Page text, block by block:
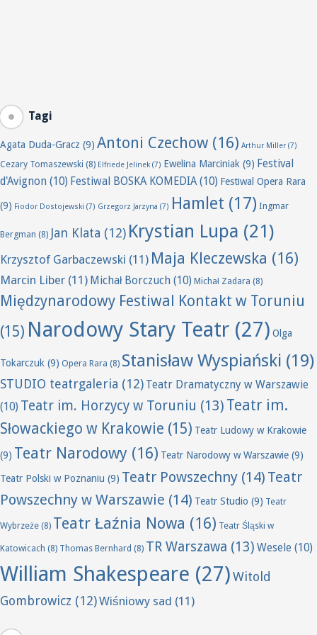
Tagi
Agata Duda-Gracz (9) Antoni Czechow (16) Arthur Miller (7)
Cezary Tomaszewski (8) Elfriede Jelinek(7) Ewelina Marciniak (9) Festival
d'Avignon (10) Festiwal BOSKA KOMEDIA(10) Festiwal Opera Rara
(9) Fiodor Dostojewski (7) Grzegorz Jarzyna (7) Hamlet (17) Ingmar
Bergman (8) Jan Klata (12) Krystian Lupa (21)
Krzysztof Garbaczewski (11) Maja Kleczewska (16)
Marcin Liber (11) Michał Borczuch (10) Michał Zadara (8)
Międzynarodowy Festiwal Kontakt w Toruniu
(15) Narodowy Stary Teatr (27) Olga
Tokarczuk (9) Opera Rara (8) Stanisław Wyspiański (19)
STUDIO teatrgaleria (12) Teatr Dramatyczny w Warszawie
(10) Teatr im. Horzycy w Toruniu (13) Teatr im.
Słowackiego w Krakowie (15) Teatr Ludowy w Krakowie
(9) Teatr Narodowy (16) Teatr Narodowy w Warszawie (9)
Teatr Polski w Poznaniu (9) Teatr Powszechny (14) Teatr
Powszechny w Warszawie (14) Teatr Studio (9) Teatr
Wybrzeże (8) Teatr Łaźnia Nowa (16) Teatr Śląski w
Katowicach (8) Thomas Bernhard (8) TR Warszawa (13) Wesele (10)
William Shakespeare (27)Witold
Gombrowicz (12)Wiśniowy sad (11)